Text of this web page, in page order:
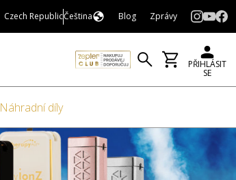
Czech RepublicČeština Blog Zprávy
PŘIHLÁSIT
SE
Náhradní díly